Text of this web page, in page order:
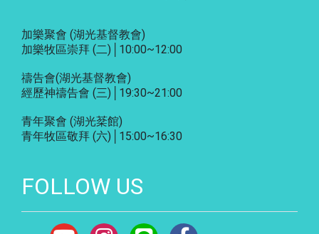
加樂聚會 (湖光基督教會)
加樂牧區崇拜 (二)│10:00~12:00
禱告會(湖光基督教會)
經歷神禱告會 (三)│19:30~21:00
青年聚會 (湖光棻館)
青年牧區敬拜 (六)│15:00~16:30
FOLLOW US